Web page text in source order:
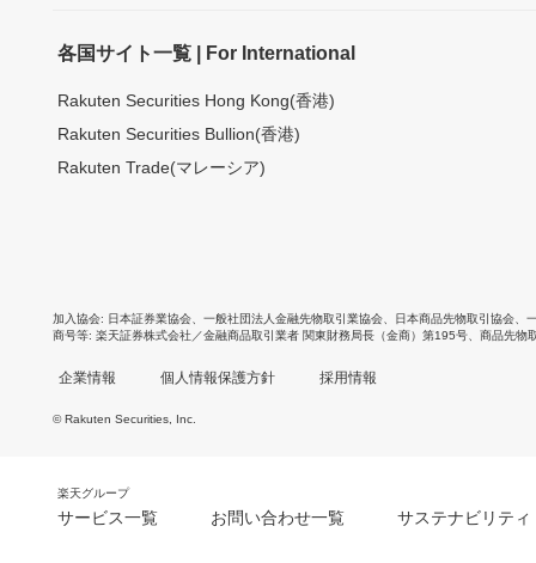
各国サイト一覧 | For International
Rakuten Securities Hong Kong(香港)
Rakuten Securities Bullion(香港)
Rakuten Trade(マレーシア)
加入協会 日本証券業協会 一般社団法人金融先物取引業協会 日本商品先物取引協会
商号等 楽天証券株式会社／金融商品取引業者 関東財務局長（金商）第195号、商品先物
企業情報 個人情報保護方針 採用情報
© Rakuten Securities, Inc.
楽天グループ
サービス一覧 お問い合わせ一覧 サステナビリティ